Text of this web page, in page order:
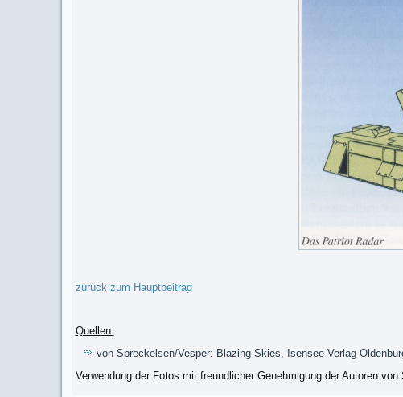
zurück zum Hauptbeitrag
Quellen:
von Spreckelsen/Vesper: Blazing Skies, Isensee Verlag
Verwendung der Fotos mit freundlicher Genehmigung der Autoren